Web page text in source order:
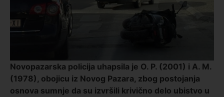
Novopazarska policija uhapsila je O. P. (2001) i A. M.
(1978), obojicu iz Novog Pazara, zbog postojanja
osnova sumnje da su izvršili krivično delo ubistvo u